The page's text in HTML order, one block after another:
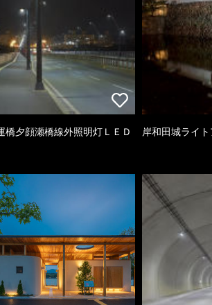
橋夕顔瀬橋線外照明灯ＬＥＤ 岸和田城ライト